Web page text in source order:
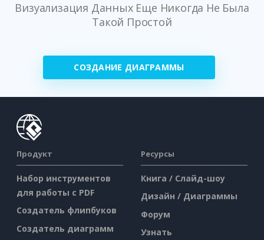
Визуализация Данных Еще Никогда Не Была
Такой Простой
СОЗДАНИЕ ДИАГРАММЫ
Продукт
Набор инструментов
для работы с PDF
Создатель флипбуков
Создатель диаграмм
Ресурсы
Книга / Слайд-шоу
Дизайн / Диаграммы
Форум
Узнать